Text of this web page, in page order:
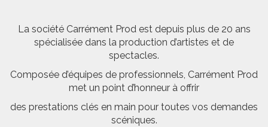
La société Carrément Prod est depuis plus de 20 ans
spécialisée dans la production d’artistes et de
spectacles.
Composée d’équipes de professionnels, Carrément Prod
met un point d’honneur à offrir
des prestations clés en main pour toutes vos demandes
scéniques.